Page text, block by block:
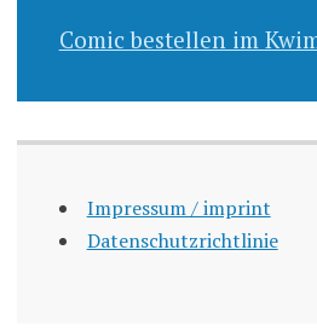
Comic bestellen im
Impressum / imprint
Datenschutzrichtlinie